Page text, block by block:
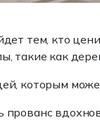
тем, кто
такие как
которым
прованс